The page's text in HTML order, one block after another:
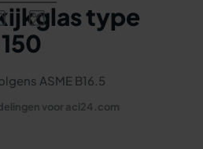
type
ASME B16.5
voor aci24.com